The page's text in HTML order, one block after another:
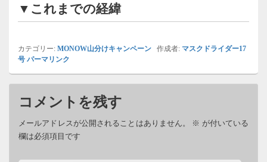
▼これまでの経緯
カテゴリー: MONOW山分けキャンペーン 作成者: マスクドライダー17
号 パーマリンク
コメントを残す
メールアドレスが公開されることはありません。 ※ が付いている
欄は必須項目です